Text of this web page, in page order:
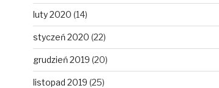
luty 2020 (14)
styczeń 2020 (22)
grudzień 2019 (20)
listopad 2019 (25)